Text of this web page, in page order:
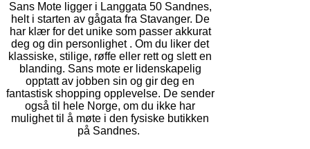
Sans Mote ligger i Langgata 50 Sandnes,
helt i starten av gågata fra Stavanger. De
har klær for det unike som passer akkurat
deg og din personlighet . Om du liker det
klassiske, stilige, røffe eller rett og slett en
blanding. Sans mote er lidenskapelig
opptatt av jobben sin og gir deg en
fantastisk shopping opplevelse. De sender
også til hele Norge, om du ikke har
mulighet til å møte i den fysiske butikken
på Sandnes.